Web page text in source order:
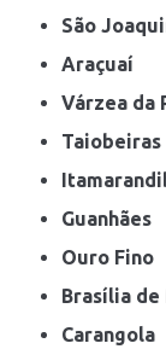
São
Araçuaí
Várzea da
Taiobeiras
Guanhães
Ouro Fino
Brasília
Carangola